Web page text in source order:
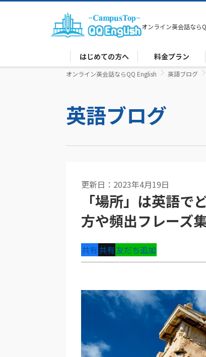
オンライン英会話なら
はじめての方へ 料金プラン
オンライン英会話ならQQ English 英語ブログ
英語ブログ
更新日：2023年4月19日
「場所」は英語
方や頻出フレーズ
共有共有友だち追加